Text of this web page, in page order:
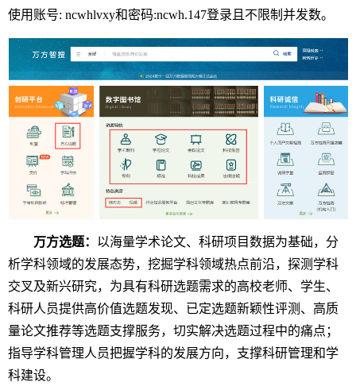
使用账号: ncwhlvxy和密码:ncwh.147登录且不限制并发数。
万方选题： 以海量学术论文、科研项目数据为基础，分
析学科领域的发展态势，挖掘学科领域热点前沿，探测学科
交叉及新兴研究，为具有科研选题需求的高校老师、学生、
科研人员提供高价值选题发现、已定选题新颖性评测、高质
量论文推荐等选题支撑服务，切实解决选题过程中的痛点；
指导学科管理人员把握学科的发展方向，支撑科研管理和学
科建设。